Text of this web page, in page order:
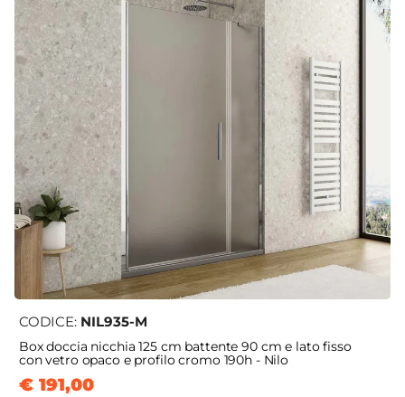
CODICE: NIL935-M
Box doccia nicchia 125 cm battente 90 cm e lato fisso
con vetro opaco e profilo cromo 190h - Nilo
€ 191,00